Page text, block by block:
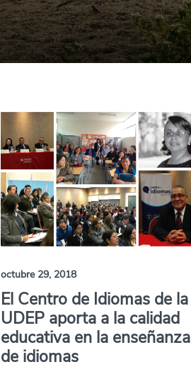
octubre 29, 2018
El Centro de Idiomas de la
UDEP aporta a la calidad
educativa en la enseñanza
de idiomas